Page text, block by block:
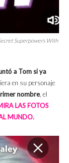
Superpowers With
a Tom si ya
en su personaje
nombre, el
LAS FOTOS
MUNDO.